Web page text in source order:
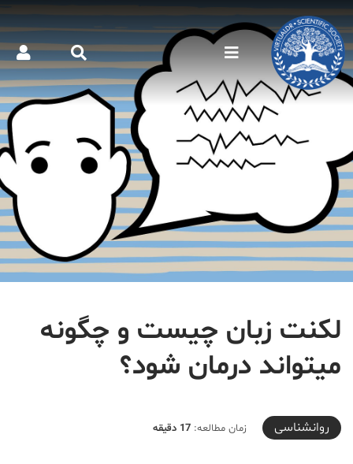
لکنت زبان چیست و چگونه
میتواند درمان شود؟
2020-05-22T09:46:43+04:30
روانشناسی زمان مطالعه: 17 دقیقه